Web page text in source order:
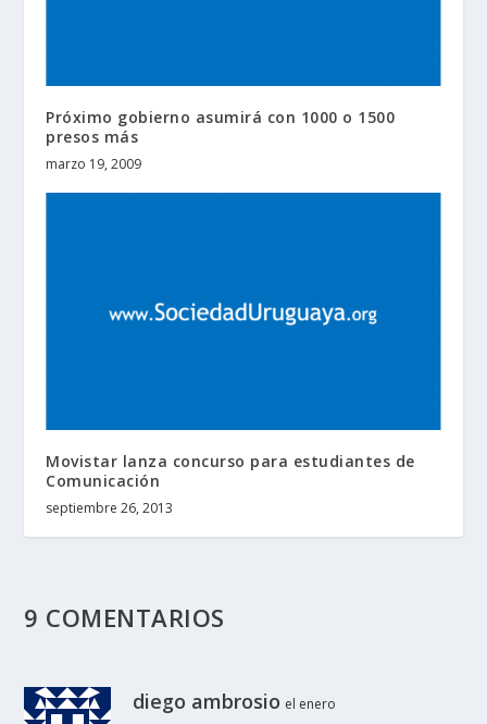
Próximo gobierno asumirá con 1000 o 1500
presos más
marzo 19, 2009
Movistar lanza concurso para estudiantes de
Comunicación
septiembre 26, 2013
9 COMENTARIOS
diego ambrosio el enero